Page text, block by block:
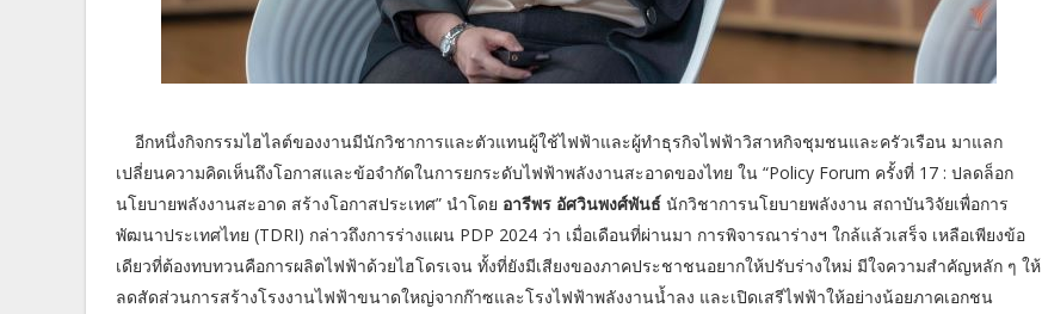
อีกหนึ่งกิจกรรมไฮไลต์ของงานมีนักวิชาการและตัวแทนผู้ใช้ไฟฟ้าและผู้ทำธุรกิจไฟฟ้าวิสาหกิจชุมชนและครัวเรือน มาแลก
เปลี่ยนความคิดเห็นถึงโอกาสและข้อจำกัดในการยกระดับไฟฟ้าพลังงานสะอาดของไทย ใน “Policy Forum ครั้งที่ 17 : ปลดล็อก
นโยบายพลังงานสะอาด สร้างโอกาสประเทศ” นำโดย อารีพร อัศวินพงศ์พันธ์ นักวิชาการนโยบายพลังงาน สถาบันวิจัยเพื่อการ
พัฒนาประเทศไทย (TDRI) กล่าวถึงการร่างแผน PDP 2024 ว่า เมื่อเดือนที่ผ่านมา การพิจารณาร่างฯ ใกล้แล้วเสร็จ เหลือเพียงข้อ
เดียวที่ต้องทบทวนคือการผลิตไฟฟ้าด้วยไฮโดรเจน ทั้งที่ยังมีเสียงของภาคประชาชนอยากให้ปรับร่างใหม่ มีใจความสำคัญหลัก ๆ ให้
ลดสัดส่วนการสร้างโรงงานไฟฟ้าขนาดใหญ่จากก๊าซและโรงไฟฟ้าพลังงานน้ำลง และเปิดเสรีไฟฟ้าให้อย่างน้อยภาคเอกชน